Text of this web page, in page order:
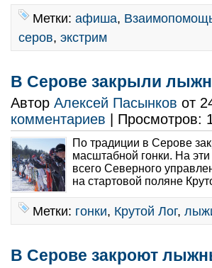
Метки: афиша,
серов, экстрим
В Серове закрыли
Автор Алексей Пасынков от
комментариев | Просмотров:
По традиции в Серове
масштабной гонки. На
всего Северного
на стартовой поляне
Метки: гонки, Крутой Лог,
В Серове закроют